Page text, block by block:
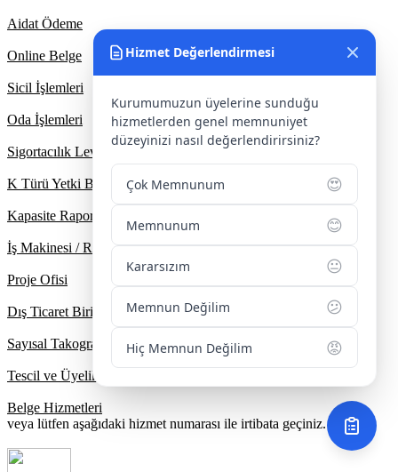
Aidat Ödeme
Online Belge
Sicil İşlemleri
Oda İşlemleri
Sigortacılık Levha Kayıt
K Türü Yetki Belgesi
Kapasite Raporu / Ekspertiz
İş Makinesi / Ruhsat Tescil
Proje Ofisi
Dış Ticaret Birimi
Sayısal Takograf Sistemi
Tescil ve Üyelik
Belge Hizmetleri
veya lütfen aşağıdaki hizmet numarası ile irtibata geçiniz.
Hizmet Değerlendirmesi
Kurumumuzun üyelerine sunduğu
hizmetlerden genel memnuniyet
düzeyinizi nasıl değerlendirirsiniz?
Çok Memnunum 😍
Memnunum 😊
Kararsızım 😐
Memnun Değilim 😕
Hiç Memnun Değilim 😡